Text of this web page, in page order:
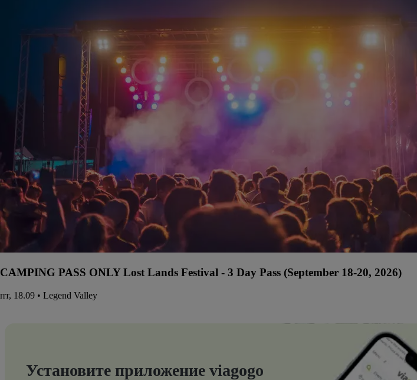
CAMPING PASS ONLY Lost Lands Festival - 3 Day Pass (September 18-20, 2026)
пт, 18.09 • Legend Valley
Установите приложение viagogo